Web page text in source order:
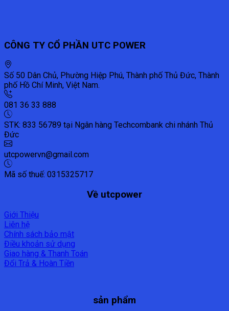
CÔNG TY CỔ PHẦN UTC POWER
Số 50 Dân Chủ, Phường Hiệp Phú, Thành phố Thủ Đức, Thành
phố Hồ Chí Minh, Việt Nam.
081 36 33 888
STK: 833 56789 tại Ngân hàng Techcombank chi nhánh Thủ
Đức
utcpowervn@gmail.com
Mã số thuế: 0315325717
Về utcpower
Giới Thiệu
Liên hệ
Chính sách bảo mật
Điều khoản sử dụng
Giao hàng & Thanh Toán
Đổi Trả & Hoàn Tiền
sản phẩm